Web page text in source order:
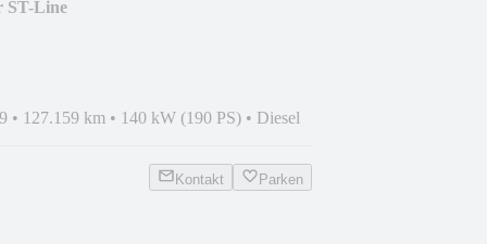
ST-Line
• 127.159 km • 140 kW (190 PS) • Diesel
Kontakt Parken